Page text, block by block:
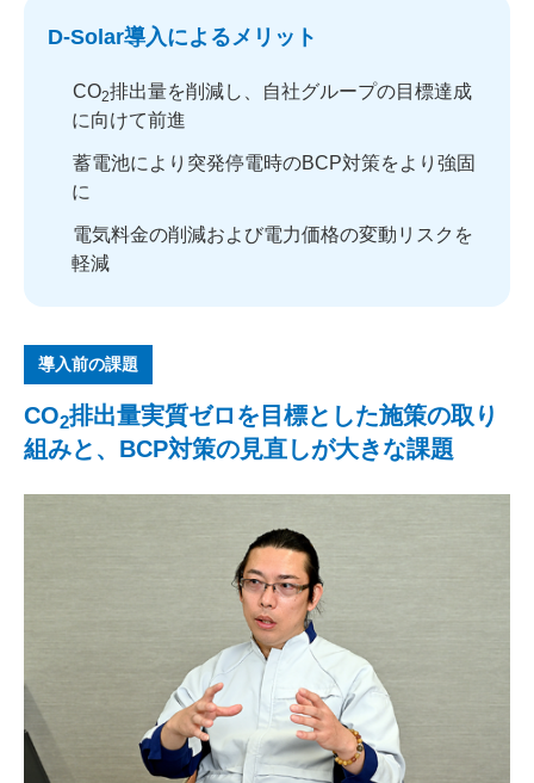
D-Solar導入によるメリット
CO2排出量を削減し、自社グループの目標達成
に向けて前進
蓄電池により突発停電時のBCP対策をより強固
に
電気料金の削減および電力価格の変動リスクを
軽減
導入前の課題
CO2排出量実質ゼロを目標とした施策の取り
組みと、BCP対策の見直しが大きな課題